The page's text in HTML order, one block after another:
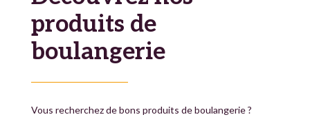
produits de
boulangerie
Vous recherchez de bons produits de boulangerie ?